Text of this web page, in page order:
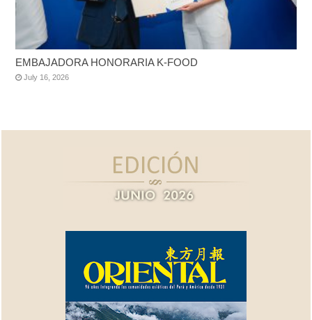
EMBAJADORA HONORARIA K-FOOD
July 16, 2026